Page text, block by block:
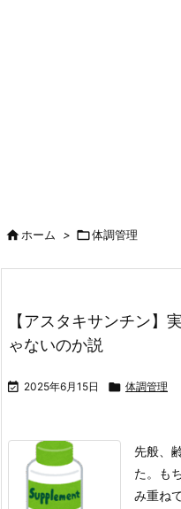
ホーム > 体調管理
【アスタキサンチン】
ゃないのか説
 2025年6月15日  体調管理
先般、
た。
も
み重ね